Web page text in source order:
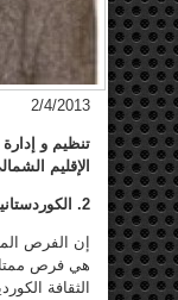
2/4/2013
تنظيم و
الإقليم
2. الكوردستانيون القاطنون في البلدان الغربية
إن الفرص
هي فرص
الثقافة